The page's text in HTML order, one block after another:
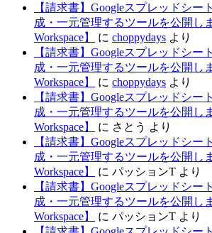
【請求書】Googleスプレッドシー
成・一元管理するツールを公開し
Workspace】
に choppydays より
【請求書】Googleスプレッドシー
成・一元管理するツールを公開し
Workspace】
に choppydays より
【請求書】Googleスプレッドシー
成・一元管理するツールを公開し
Workspace】
に さとう より
【請求書】Googleスプレッドシー
成・一元管理するツールを公開し
Workspace】
に パッションT より
【請求書】Googleスプレッドシー
成・一元管理するツールを公開し
Workspace】
に パッションT より